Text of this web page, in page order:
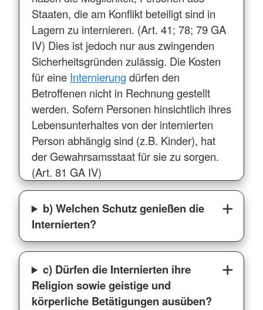
Staaten, die am Konflikt beteiligt sind in
Lagern zu internieren. (Art. 41; 78; 79 GA
IV) Dies ist jedoch nur aus zwingenden
Sicherheitsgründen zulässig. Die Kosten
für eine Internierung dürfen den
Betroffenen nicht in Rechnung gestellt
werden. Sofern Personen hinsichtlich ihres
Lebensunterhaltes von der internierten
Person abhängig sind (z.B. Kinder), hat
der Gewahrsamsstaat für sie zu sorgen.
(Art. 81 GA IV)
b) Welchen Schutz genießen die
Internierten?
c) Dürfen die Internierten ihre
Religion sowie geistige und
körperliche Betätigungen ausüben?